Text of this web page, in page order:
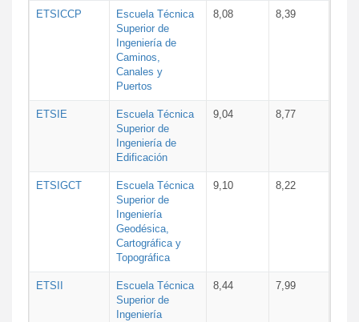
ETSICCP
Escuela Técnica
Superior de
Ingeniería de
Caminos,
Canales y
Puertos
8,08 8,39
ETSIE
Escuela Técnica
Superior de
Ingeniería de
Edificación
9,04 8,77
ETSIGCT
Escuela Técnica
Superior de
Ingeniería
Geodésica,
Cartográfica y
Topográfica
9,10 8,22
ETSII
Escuela Técnica
Superior de
Ingeniería
8,44 7,99